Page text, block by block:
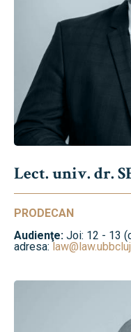
Lect. univ. dr.
PRODECAN
Audienţe: Joi: 12 - 13
adresa: